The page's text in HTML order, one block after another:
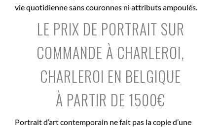
vie quotidienne sans couronnes ni attributs ampoulés.
LE PRIX DE PORTRAIT SUR
COMMANDE À CHARLEROI,
CHARLEROI EN BELGIQUE
À PARTIR DE 1500€
Portrait d’art contemporain ne fait pas la copie d’une